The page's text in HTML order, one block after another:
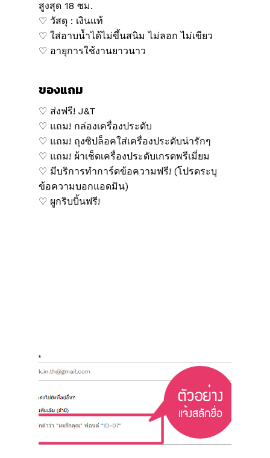
สูงสุด 18 ซม.
♡ วัสดุ : เงินแท้
♡ ใส่อาบน้ำได้ไม่ขึ้นสนิม ไม่ลอก ไม่เขียว
♡ อายุการใช้งานยาวนาว
ของแถม
♡ ส่งฟรี! J&T
♡ แถม! กล่องเครื่องประดับ
♡ แถม! ถุงซิปล็อคใส่เครื่องประดับน่ารักๆ
♡ แถม! ผ้าเช็ดเครื่องประดับเกรดพรีเมี่ยม
♡ มีบริการทำการ์ดข้อความฟรี! (โปรดระบุ
ข้อความบอกแอดมิน)
♡ ผูกริบบิ้นฟรี!